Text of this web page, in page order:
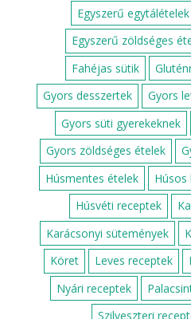
Sütemények, süti receptek
Darázsfészek
Epres-marcipános süti
Csokis kalács
Dupla csokis szelet
Zserbó
Bejgli
Paleo brownie